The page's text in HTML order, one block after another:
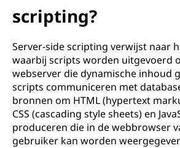
scripting?
Server-side scripting verwijst naar
waarbij scripts worden uitgevoerd
webserver die dynamische inhoud
scripts communiceren met
bronnen om HTML (hypertext
CSS (cascading style sheets) en
produceren die in de webbrowser
gebruiker kan worden